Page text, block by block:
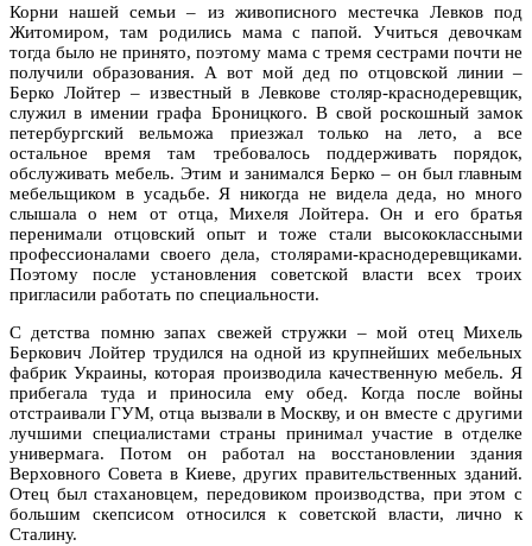
Корни нашей семьи – из живописного местечка Левков под
Житомиром, там родились мама с папой. Учиться девочкам
тогда было не принято, поэтому мама с тремя сестрами почти не
получили образования. А вот мой дед по отцовской линии –
Берко Лойтер – известный в Левкове столяр-краснодеревщик,
служил в имении графа Броницкого. В свой роскошный замок
петербургский вельможа приезжал только на лето, а все
остальное время там требовалось поддерживать порядок,
обслуживать мебель. Этим и занимался Берко – он был главным
мебельщиком в усадьбе. Я никогда не видела деда, но много
слышала о нем от отца, Михеля Лойтера. Он и его братья
перенимали отцовский опыт и тоже стали высококлассными
профессионалами своего дела, столярами-краснодеревщиками.
Поэтому после установления советской власти всех троих
пригласили работать по специальности.
С детства помню запах свежей стружки – мой отец Михель
Беркович Лойтер трудился на одной из крупнейших мебельных
фабрик Украины, которая производила качественную мебель. Я
прибегала туда и приносила ему обед. Когда после войны
отстраивали ГУМ, отца вызвали в Москву, и он вместе с другими
лучшими специалистами страны принимал участие в отделке
универмага. Потом он работал на восстановлении здания
Верховного Совета в Киеве, других правительственных зданий.
Отец был стахановцем, передовиком производства, при этом с
большим скепсисом относился к советской власти, лично к
Сталину.